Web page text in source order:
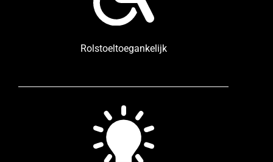
Rolstoeltoegankelijk